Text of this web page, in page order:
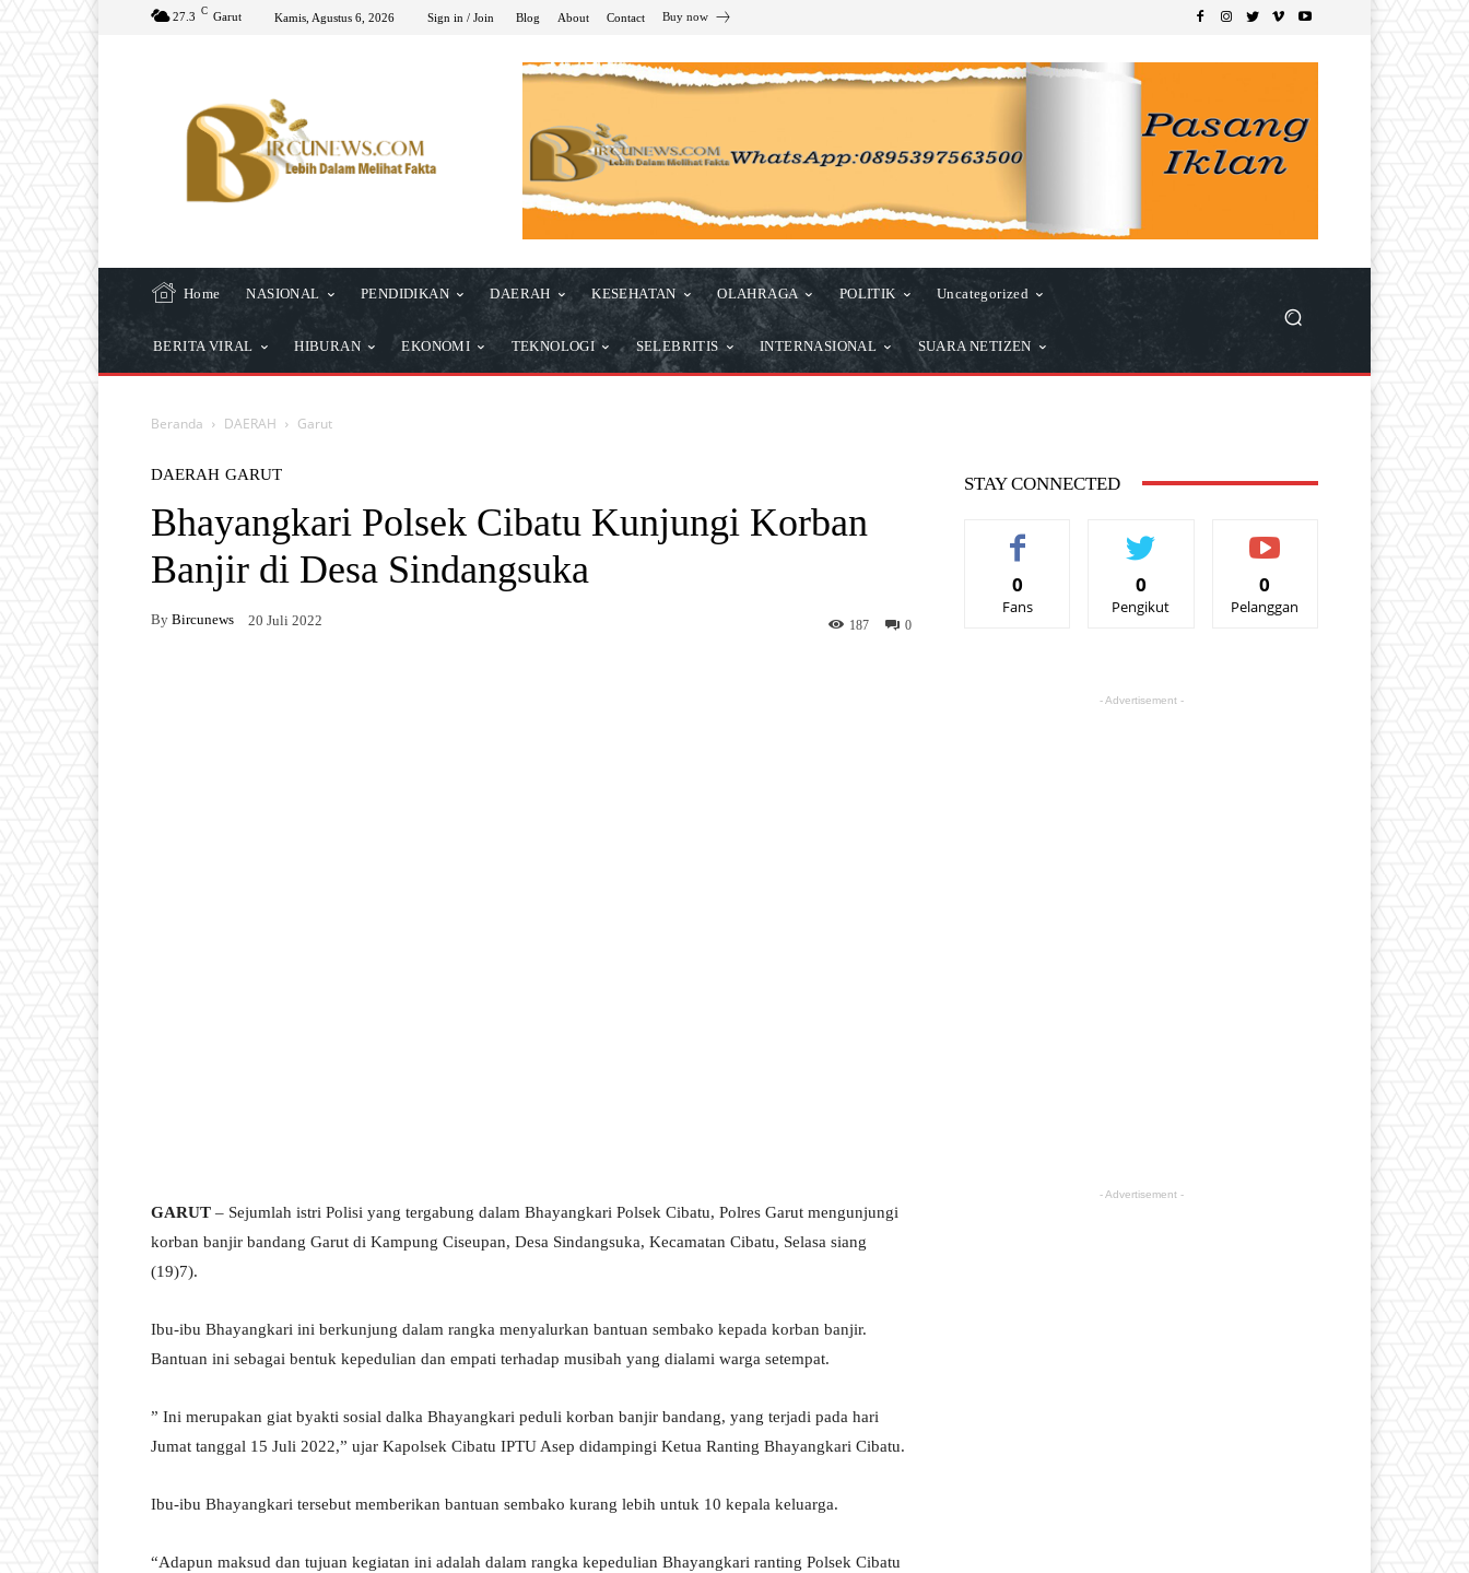
27.3 C Garut Kamis, Agustus 6, 2026 Sign in / Join Blog About Contact Buy now
Home NASIONAL PENDIDIKAN DAERAH KESEHATAN OLAHRAGA POLITIK Uncategorized
BERITA VIRAL HIBURAN EKONOMI TEKNOLOGI SELEBRITIS INTERNASIONAL SUARA NETIZEN
Beranda DAERAH Garut
DAERAH GARUT
Bhayangkari Polsek Cibatu Kunjungi Korban
Banjir di Desa Sindangsuka
By Bircunews 20 Juli 2022 0
187
GARUT – Sejumlah istri Polisi yang tergabung dalam Bhayangkari Polsek Cibatu, Polres Garut mengunjungi
korban banjir bandang Garut di Kampung Ciseupan, Desa Sindangsuka, Kecamatan Cibatu, Selasa siang
(19)7).
Ibu-ibu Bhayangkari ini berkunjung dalam rangka menyalurkan bantuan sembako kepada korban banjir.
Bantuan ini sebagai bentuk kepedulian dan empati terhadap musibah yang dialami warga setempat.
” Ini merupakan giat byakti sosial dalka Bhayangkari peduli korban banjir bandang, yang terjadi pada hari
Jumat tanggal 15 Juli 2022,” ujar Kapolsek Cibatu IPTU Asep didampingi Ketua Ranting Bhayangkari Cibatu.
Ibu-ibu Bhayangkari tersebut memberikan bantuan sembako kurang lebih untuk 10 kepala keluarga.
“Adapun maksud dan tujuan kegiatan ini adalah dalam rangka kepedulian Bhayangkari ranting Polsek Cibatu
STAY CONNECTED
0
Fans
0
Pengikut
0
Pelanggan
- Advertisement -
- Advertisement -